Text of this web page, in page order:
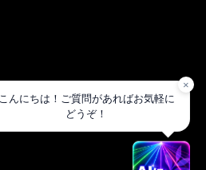
こんにちは！ご質問があればお気軽に
どうぞ！
×